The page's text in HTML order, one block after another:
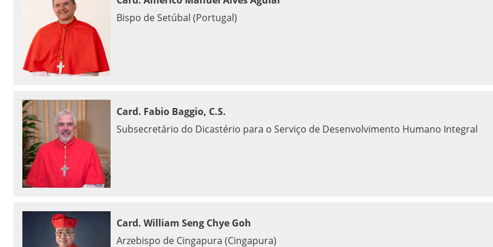
Bispo de Setúbal (Portugal)
Card. Fabio Baggio, C.S.
Subsecretário do Dicastério para o Serviço de Desenvolvimento Humano Integral
Card. William Seng Chye Goh
Arzebispo de Cingapura (Cingapura)